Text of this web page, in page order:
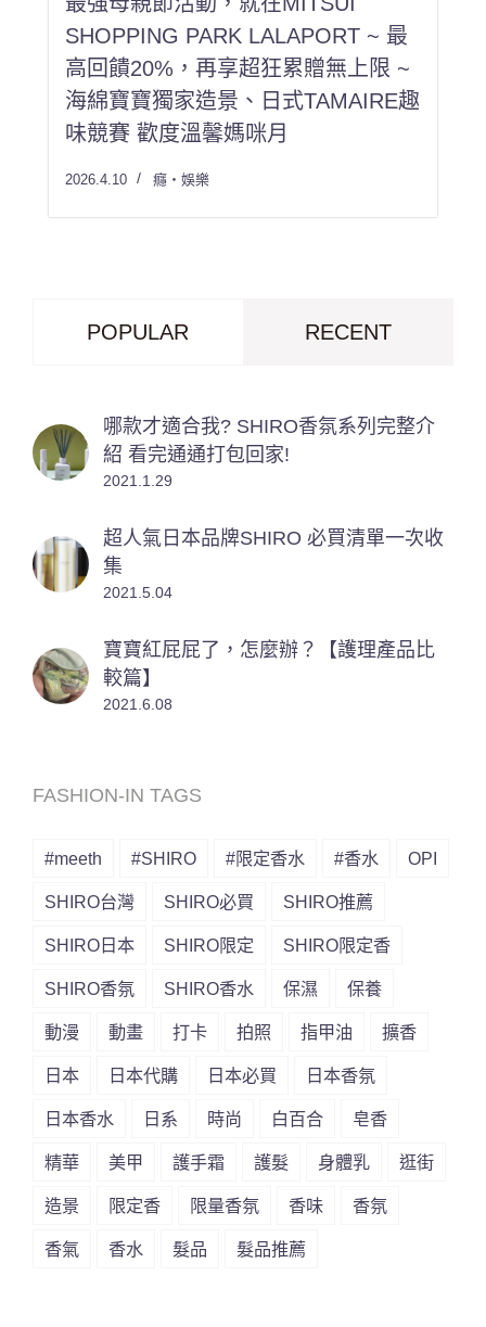
SHOPPING PARK LALAPORT ~ 最
高回饋20%，再享超狂累贈無上限 ~
海綿寶寶獨家造景、日式TAMAIRE趣
味競賽 歡度溫馨媽咪月
2026.4.10 癮・娛樂
POPULAR RECENT
哪款才適合我? SHIRO香氛系列完整介
紹 看完通通打包回家!
2021.1.29
超人氣日本品牌SHIRO 必買清單一次收
集
2021.5.04
寶寶紅屁屁了，怎麼辦？【護理產品比
較篇】
2021.6.08
FASHION-IN TAGS
#meeth #SHIRO #限定香水 #香水 OPI
SHIRO台灣 SHIRO必買 SHIRO推薦
SHIRO日本 SHIRO限定 SHIRO限定香
SHIRO香氛 SHIRO香水 保濕 保養
動漫 動畫 打卡 拍照 指甲油 擴香
日本 日本代購 日本必買 日本香氛
日本香水 日系 時尚 白百合 皂香
精華 美甲 護手霜 護髮 身體乳 逛街
造景 限定香 限量香氛 香味 香氛
香氣 香水 髮品 髮品推薦